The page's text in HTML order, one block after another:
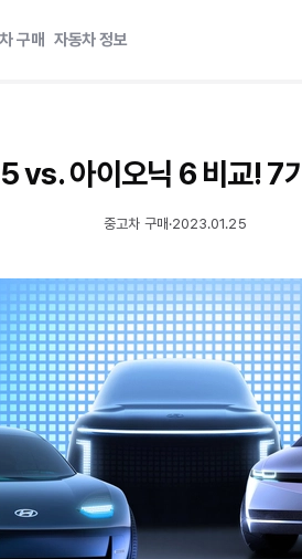
구매 자동차 정보
vs. 아이오닉 6 비교! 7
중고차 구매 ·2023.01.25